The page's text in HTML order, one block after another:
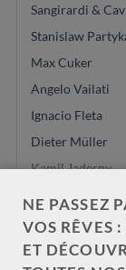
Sangirardi &
Stanislaw
Max Cuker
Angelo Vailati
Ignacio Fleta
Dieter Müller
Kamil Jaderny
José Marques
Louis Panormo
NE PASSEZ
VOS RÊVES
ET